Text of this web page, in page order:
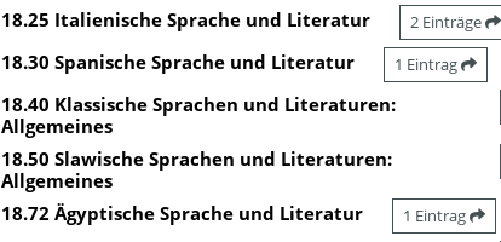
18.25 Italienische Sprache und Literatur 2 Einträge
18.30 Spanische Sprache und Literatur 1 Eintrag
18.40 Klassische Sprachen und Literaturen:
Allgemeines
18.50 Slawische Sprachen und Literaturen:
Allgemeines
18.72 Ägyptische Sprache und Literatur 1 Eintrag